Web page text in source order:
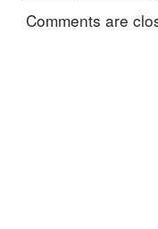
Comments are